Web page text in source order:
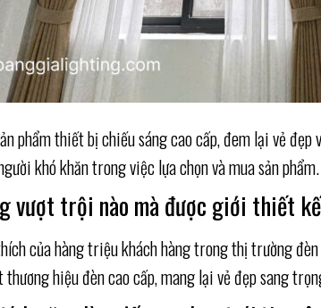
phẩm thiết bị chiếu sáng cao cấp, đem lại vẻ
khó khăn trong việc lựa chọn và mua sản phẩm.
vượt trội nào mà được giới thiết
của hàng triệu khách hàng trong thị trường
hiệu đèn cao cấp, mang lại vẻ đẹp sang